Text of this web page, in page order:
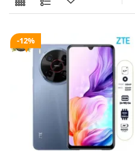
12%